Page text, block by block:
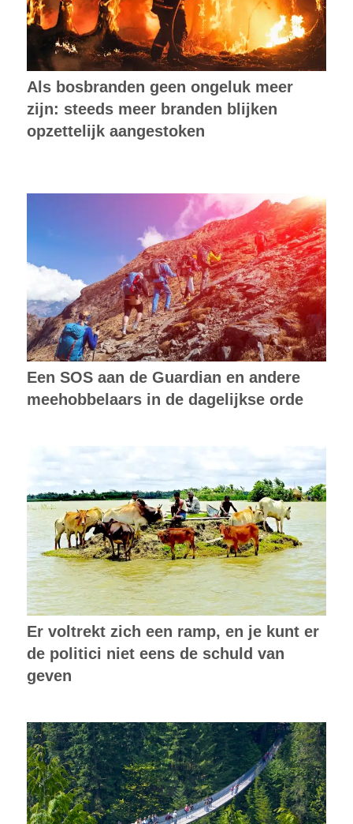
Als bosbranden geen ongeluk meer
zijn: steeds meer branden blijken
opzettelijk aangestoken
Een SOS aan de Guardian en andere
meehobbelaars in de dagelijkse orde
Er voltrekt zich een ramp, en je kunt er
de politici niet eens de schuld van
geven